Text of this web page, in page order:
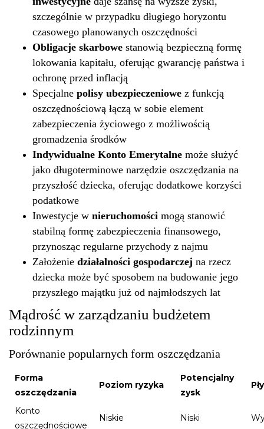
szczególnie w przypadku długiego horyzontu
czasowego planowanych oszczędności
Obligacje skarbowe stanowią bezpieczną formę
lokowania kapitału, oferując gwarancję państwa i
ochronę przed inflacją
Specjalne polisy ubezpieczeniowe z funkcją
oszczędnościową łączą w sobie element
zabezpieczenia życiowego z możliwością
gromadzenia środków
Indywidualne Konto Emerytalne może służyć
jako długoterminowe narzędzie oszczędzania na
przyszłość dziecka, oferując dodatkowe korzyści
podatkowe
Inwestycje w nieruchomości mogą stanowić
stabilną formę zabezpieczenia finansowego,
przynosząc regularne przychody z najmu
Założenie działalności gospodarczej na rzecz
dziecka może być sposobem na budowanie jego
przyszłego majątku już od najmłodszych lat
Mądrość w zarządzaniu budżetem
rodzinnym
Porównanie popularnych form oszczędzania
Forma
oszczędzania
Poziom ryzyka
Potencjalny
zysk
Konto
oszczędnościowe
Niskie Niski